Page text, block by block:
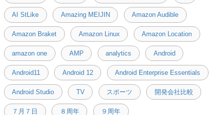
AI StLike Amazing MEIJIN Amazon Audible
Amazon Braket Amazon Linux Amazon Location
amazon one AMP analytics Android
Android11 Android 12 Android Enterprise Essentials
Android Studio TV スポーツ 開発会社比較
７月７日 ８周年 ９周年